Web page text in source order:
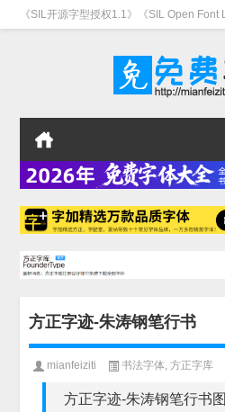
《SIL开源字型授权1.1》《SIL Open Font
方正字迹-朱涛钢笔行书
mianfeiziti 书法字体 ,方正字库
方正字迹-朱涛钢笔行书